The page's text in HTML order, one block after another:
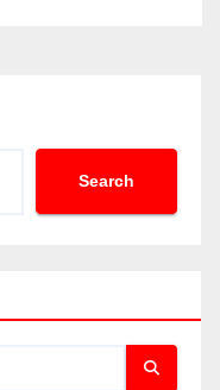
Search